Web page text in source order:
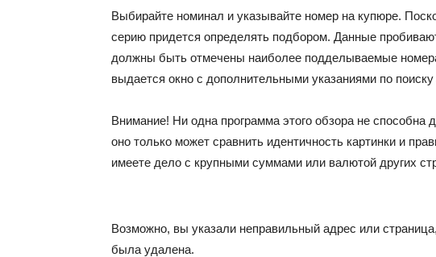
Выбирайте номинал и указывайте номер на купюре.
серию придется определять подбором. Данные
должны быть отмечены наиболее подделываемые
выдается окно с дополнительными указаниями по
Внимание! Ни одна программа этого обзора не способна
оно только может сравнить идентичность картинки и
имеете дело с крупными суммами или валютой других
Возможно, вы указали неправильный адрес или
была удалена.